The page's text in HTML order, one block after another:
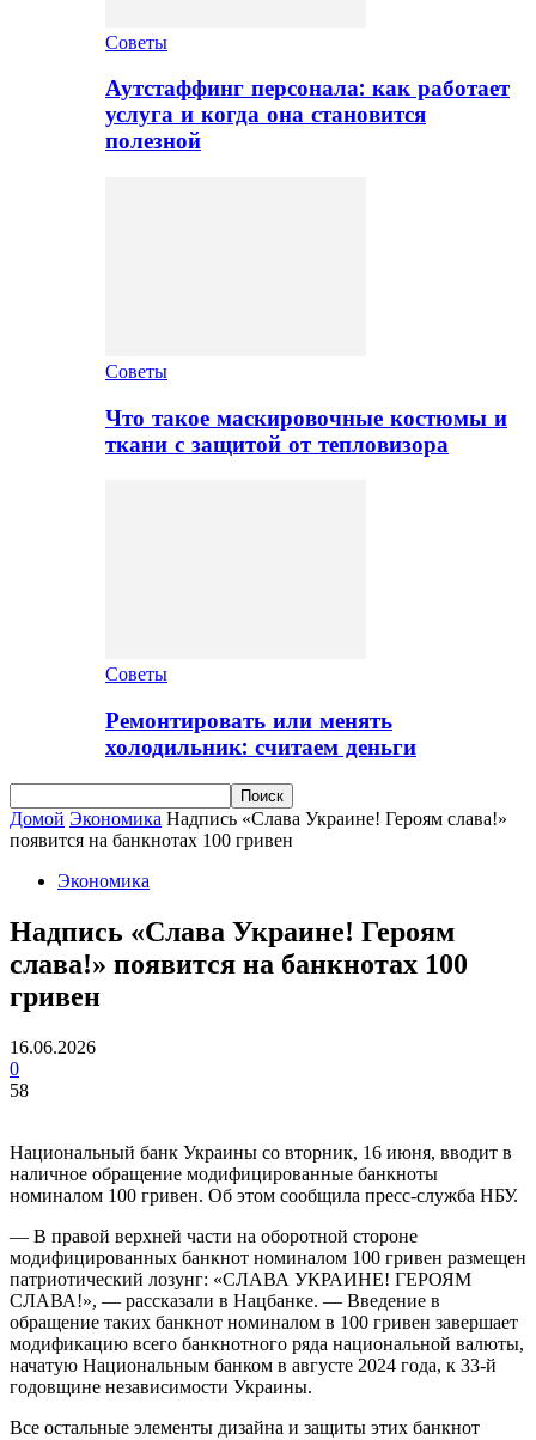
Советы
Аутстаффинг персонала: как работает
услуга и когда она становится
полезной
Советы
Что такое маскировочные костюмы и
ткани с защитой от тепловизора
Советы
Ремонтировать или менять
холодильник: считаем деньги
Домой Экономика Надпись «Слава Украине! Героям слава!»
появится на банкнотах 100 гривен
Экономика
Надпись «Слава Украине! Героям
слава!» появится на банкнотах 100
гривен
16.06.2026
0
58
Национальный банк Украины со вторник, 16 июня, вводит в
наличное обращение модифицированные банкноты
номиналом 100 гривен. Об этом сообщила пресс-служба НБУ.
— В правой верхней части на оборотной стороне
модифицированных банкнот номиналом 100 гривен размещен
патриотический лозунг: «СЛАВА УКРАИНЕ! ГЕРОЯМ
СЛАВА!», — рассказали в Нацбанке. — Введение в
обращение таких банкнот номиналом в 100 гривен завершает
модификацию всего банкнотного ряда национальной валюты,
начатую Национальным банком в августе 2024 года, к 33-й
годовщине независимости Украины.
Все остальные элементы дизайна и защиты этих банкнот